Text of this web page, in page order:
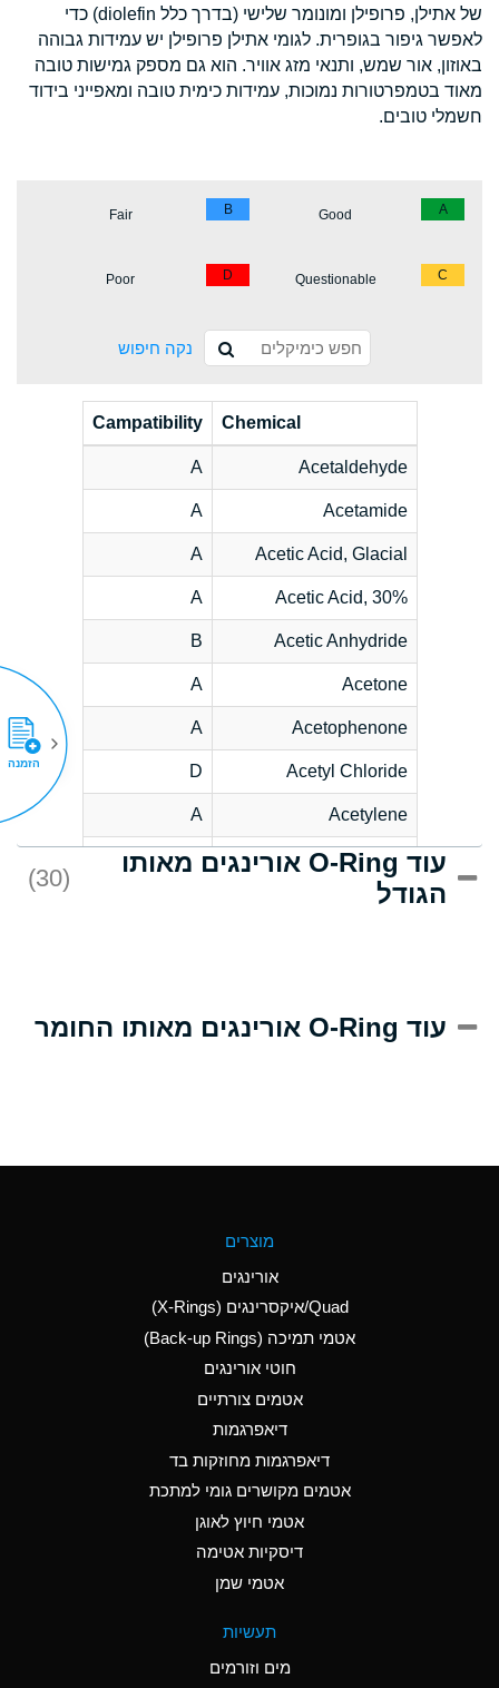
של אתילן, פרופילן ומונומר שלישי (בדרך כלל diolefin) כדי
לאפשר גיפור בגופרית. לגומי אתילן פרופילן יש עמידות גבוהה
באוזון, אור שמש, ותנאי מזג אוויר. הוא גם מספק גמישות טובה
מאוד בטמפרטורות נמוכות, עמידות כימית טובה ומאפייני בידוד
חשמלי טובים.
A
Good
B
Fair
C
Questionable
D
Poor
נקה חיפוש
Chemical
Campatibility
Acetaldehyde
A
Acetamide
A
Acetic Acid, Glacial
A
Acetic Acid, 30%
A
Acetic Anhydride
B
Acetone
A
Acetophenone
A
Acetyl Chloride
D
Acetylene
A
Acrlylonitrile
D
Adipic Acid
(Aqueous)
Aluminum Nitrate
(Aqueous)
Aluminum Phosphate
Ammonia Anhydrous
A
Ammonia Gas (cold)
A
Ammonia Gas (hot)
עוד O-Ring אורינגים מאותו
הגודל
(30)
עוד O-Ring אורינגים מאותו החומר
מוצרים
אורינגים
Quad/איקסרינגים (X-Rings)
אטמי תמיכה (Back-up Rings)
חוטי אורינגים
אטמים צורתיים
דיאפרגמות
דיאפרגמות מחוזקות בד
אטמים מקושרים גומי למתכת
אטמי חיוץ לאוגן
דיסקיות אטימה
אטמי שמן
תעשיות
מים וזורמים
הזמנה